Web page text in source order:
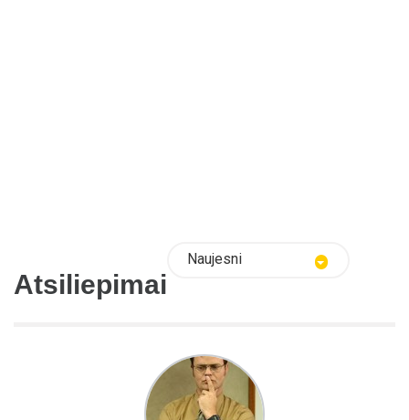
Atsiliepimai
Naujesni